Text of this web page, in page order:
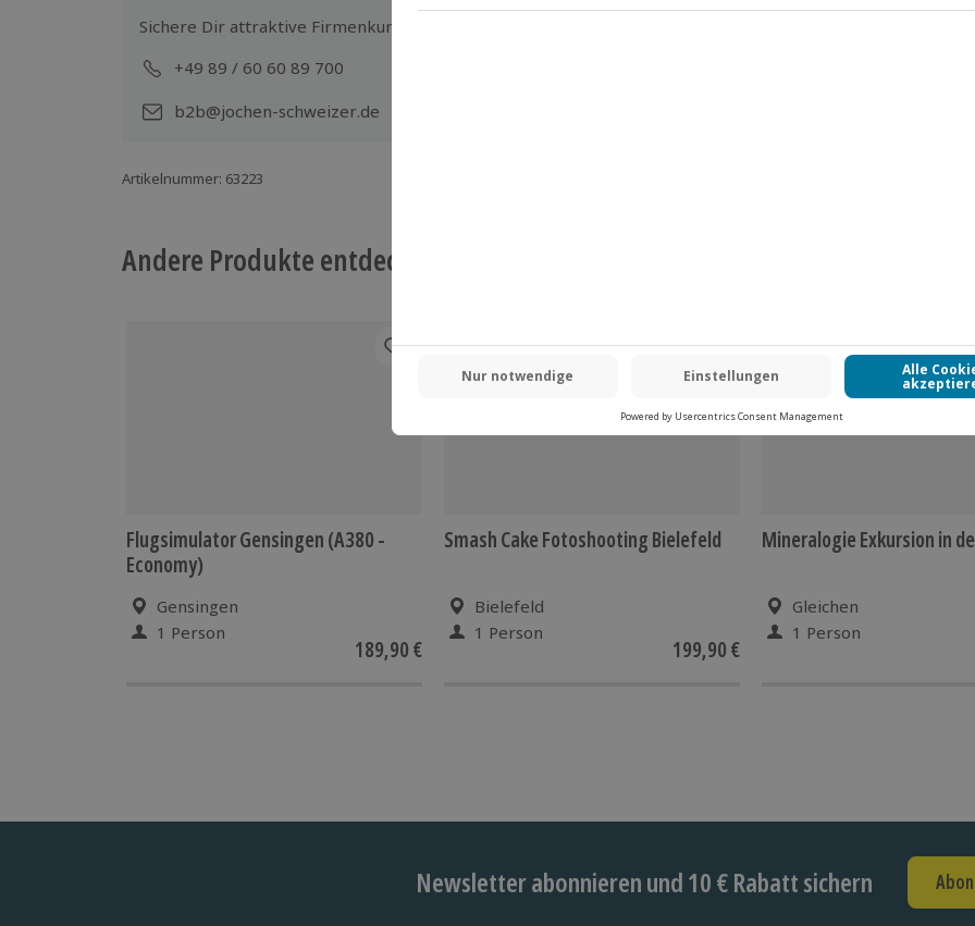
Sichere Dir attraktive Firmenkunden Vorteile.
+49 89 / 60 60 89 700
b2b@jochen-schweizer.de
Artikelnummer: 63223
Andere Produkte entdecken
Flugsimulator Gensingen (A380 -
Economy)
Gensingen
1 Person
189,90 €
Smash Cake Fotoshooting Bielefeld
Bielefeld
1 Person
199,90 €
Mineralogie Exkursion in
Gleichen
1 Person
Newsletter abonnieren und 10 € Rabatt sichern